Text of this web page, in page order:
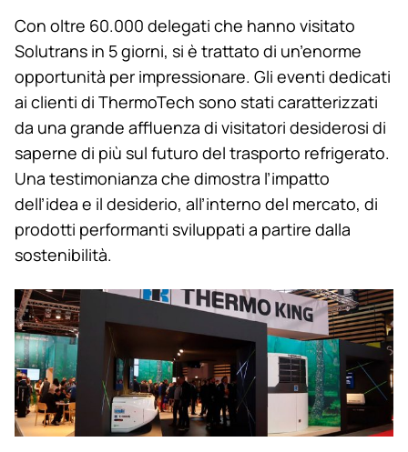
Con oltre 60.000 delegati che hanno visitato
Solutrans in 5 giorni, si è trattato di un’enorme
opportunità per impressionare. Gli eventi dedicati
ai clienti di ThermoTech sono stati caratterizzati
da una grande affluenza di visitatori desiderosi di
saperne di più sul futuro del trasporto refrigerato.
Una testimonianza che dimostra l’impatto
dell’idea e il desiderio, all’interno del mercato, di
prodotti performanti sviluppati a partire dalla
sostenibilità.